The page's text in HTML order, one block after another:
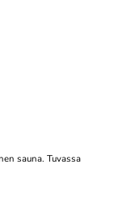
sauna. Tuvassa